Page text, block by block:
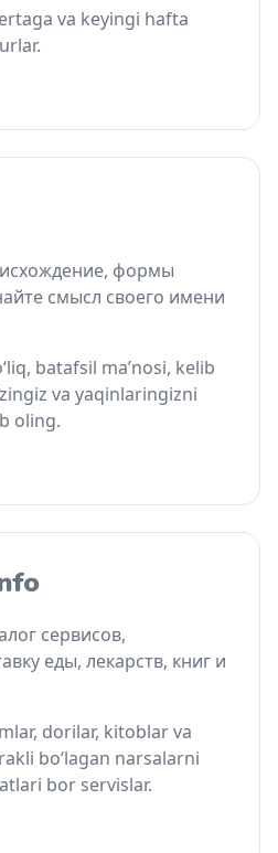
va keyingi hafta
формы
смысл своего имени
batafsil ma’nosi, kelib
va yaqinlaringizni
oling.
сервисов,
еды, лекарств, книг и
dorilar, kitoblar va
bo‘lagan narsalarni
bor servislar.